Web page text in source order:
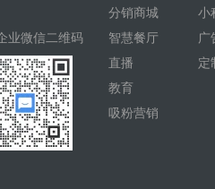
业微信二维码
分销商城
智慧餐厅
直播
教育
吸粉营销
小
广
定